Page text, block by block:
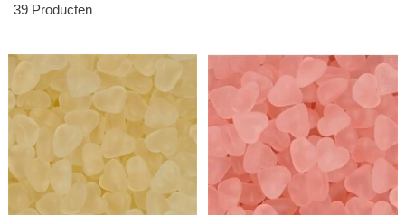
39 Producten